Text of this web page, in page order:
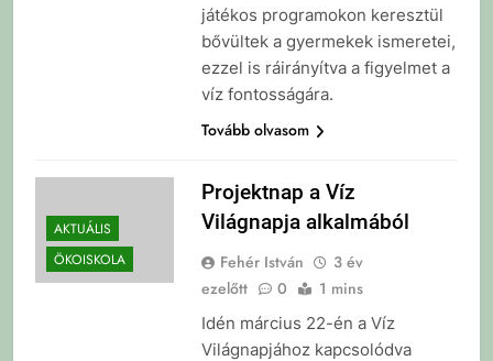
játékos programokon keresztül
bővültek a gyermekek ismeretei,
ezzel is ráirányítva a figyelmet a
víz fontosságára.
Tovább olvasom
AKTUÁLIS
ÖKOISKOLA
Projektnap a Víz
Világnapja alkalmából
Fehér István
3 év
ezelőtt
0 1 mins
Idén március 22-én a Víz
Világnapjához kapcsolódva